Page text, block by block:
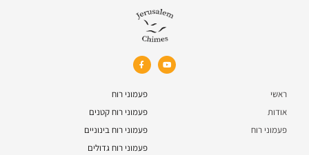
ראשי
אודות
פעמוני רוח
פעמוני רוח
פעמוני רוח קטנים
פעמוני רוח בינוניים
פעמוני רוח גדולים